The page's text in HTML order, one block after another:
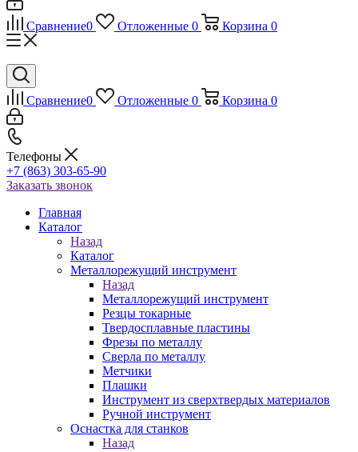
Сравнение0 Отложенные 0 Корзина 0
Сравнение0 Отложенные 0 Корзина 0
Телефоны
+7 (863) 303-65-90
Заказать звонок
Главная
Каталог
Назад
Каталог
Металлорежущий инструмент
Назад
Металлорежущий инструмент
Резцы токарные
Твердосплавные пластины
Фрезы по металлу
Сверла по металлу
Метчики
Плашки
Инструмент из сверхтвердых материалов
Ручной инструмент
Оснастка для станков
Назад